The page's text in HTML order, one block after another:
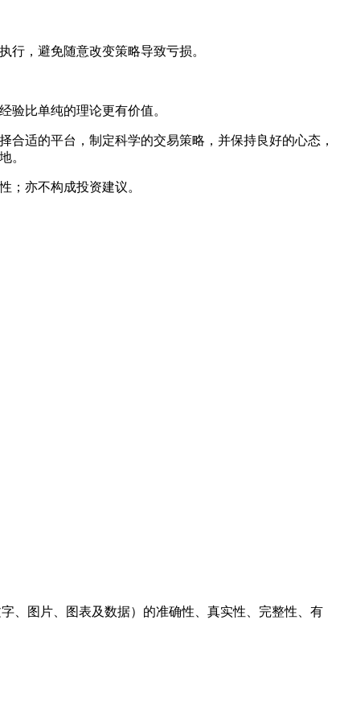
，避免随意改变策略导致亏损。
验比单纯的理论更有价值。
适的平台，制定科学的交易策略，并保持良好的心态，
。
；亦不构成投资建议。
、图片、图表及数据）的准确性、真实性、完整性、有